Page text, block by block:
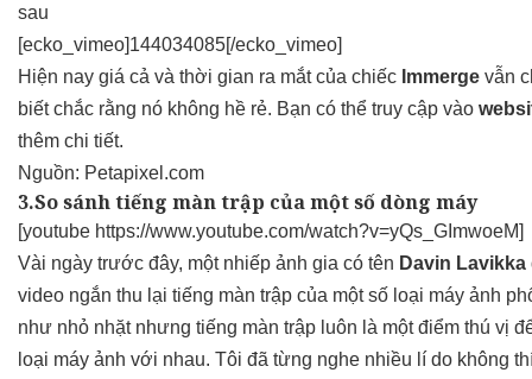
sau
[ecko_vimeo]144034085[/ecko_vimeo]
Hiện nay giá cả và thời gian ra mắt của chiếc Immerge vẫn
biết chắc rằng nó không hề rẻ. Bạn có thể truy cập vào
thêm chi tiết.
Nguồn: Petapixel.com
3.So sánh tiếng màn trập của một số dòng máy
[youtube https://www.youtube.com/watch?v=yQs_GImwoeM]
Vài ngày trước đây, một nhiếp ảnh gia có tên Davin Lavikka
video ngắn thu lại tiếng màn trập của một số loại máy ảnh
như nhỏ nhặt nhưng tiếng màn trập luôn là một điểm thú vị
loại máy ảnh với nhau. Tôi đã từng nghe nhiều lí do không